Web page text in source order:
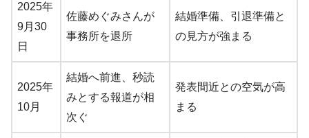
2025年
9月30
日
佐藤めぐみさんが
事務所を退所
結婚準備、引退準備と
の見方が強まる
2025年
10月
結婚へ前進、秒読
みとする報道が相
次ぐ
発表間近との空気が高
まる